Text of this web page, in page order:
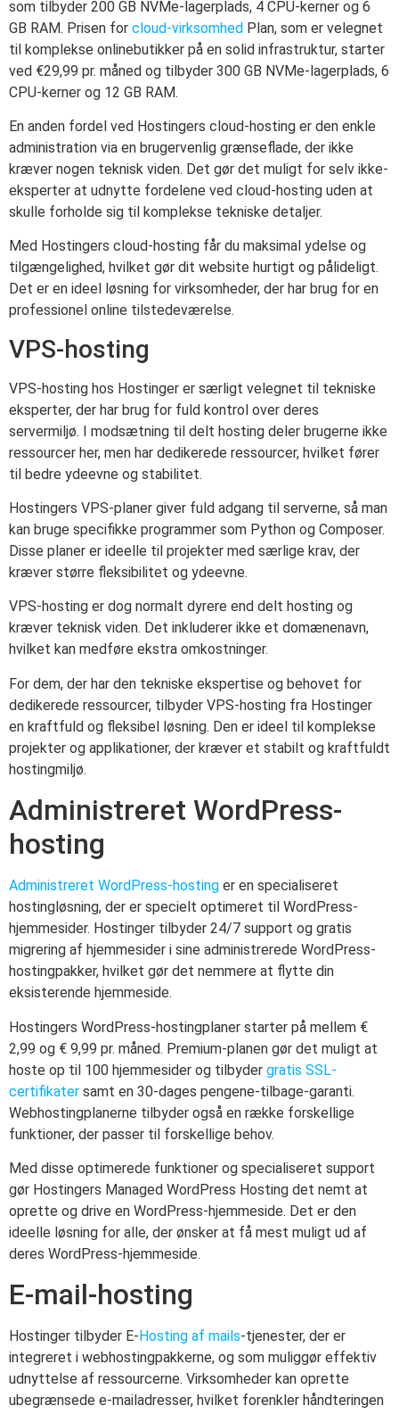
som tilbyder 200 GB NVMe-lagerplads, 4 CPU-kerner og 6
GB RAM. Prisen for cloud-virksomhed Plan, som er velegnet
til komplekse onlinebutikker på en solid infrastruktur, starter
ved €29,99 pr. måned og tilbyder 300 GB NVMe-lagerplads, 6
CPU-kerner og 12 GB RAM.
En anden fordel ved Hostingers cloud-hosting er den enkle
administration via en brugervenlig grænseflade, der ikke
kræver nogen teknisk viden. Det gør det muligt for selv ikke-
eksperter at udnytte fordelene ved cloud-hosting uden at
skulle forholde sig til komplekse tekniske detaljer.
Med Hostingers cloud-hosting får du maksimal ydelse og
tilgængelighed, hvilket gør dit website hurtigt og pålideligt.
Det er en ideel løsning for virksomheder, der har brug for en
professionel online tilstedeværelse.
VPS-hosting
VPS-hosting hos Hostinger er særligt velegnet til tekniske
eksperter, der har brug for fuld kontrol over deres
servermiljø. I modsætning til delt hosting deler brugerne ikke
ressourcer her, men har dedikerede ressourcer, hvilket fører
til bedre ydeevne og stabilitet.
Hostingers VPS-planer giver fuld adgang til serverne, så man
kan bruge specifikke programmer som Python og Composer.
Disse planer er ideelle til projekter med særlige krav, der
kræver større fleksibilitet og ydeevne.
VPS-hosting er dog normalt dyrere end delt hosting og
kræver teknisk viden. Det inkluderer ikke et domænenavn,
hvilket kan medføre ekstra omkostninger.
For dem, der har den tekniske ekspertise og behovet for
dedikerede ressourcer, tilbyder VPS-hosting fra Hostinger
en kraftfuld og fleksibel løsning. Den er ideel til komplekse
projekter og applikationer, der kræver et stabilt og kraftfuldt
hostingmiljø.
Administreret WordPress-
hosting
Administreret WordPress-hosting er en specialiseret
hostingløsning, der er specielt optimeret til WordPress-
hjemmesider. Hostinger tilbyder 24/7 support og gratis
migrering af hjemmesider i sine administrerede WordPress-
hostingpakker, hvilket gør det nemmere at flytte din
eksisterende hjemmeside.
Hostingers WordPress-hostingplaner starter på mellem €
2,99 og € 9,99 pr. måned. Premium-planen gør det muligt at
hoste op til 100 hjemmesider og tilbyder gratis SSL-
certifikater samt en 30-dages pengene-tilbage-garanti.
Webhostingplanerne tilbyder også en række forskellige
funktioner, der passer til forskellige behov.
Med disse optimerede funktioner og specialiseret support
gør Hostingers Managed WordPress Hosting det nemt at
oprette og drive en WordPress-hjemmeside. Det er den
ideelle løsning for alle, der ønsker at få mest muligt ud af
deres WordPress-hjemmeside.
E-mail-hosting
Hostinger tilbyder E- Hosting af mails-tjenester, der er
integreret i webhostingpakkerne, og som muliggør effektiv
udnyttelse af ressourcerne. Virksomheder kan oprette
ubegrænsede e-mailadresser, hvilket forenkler håndteringen